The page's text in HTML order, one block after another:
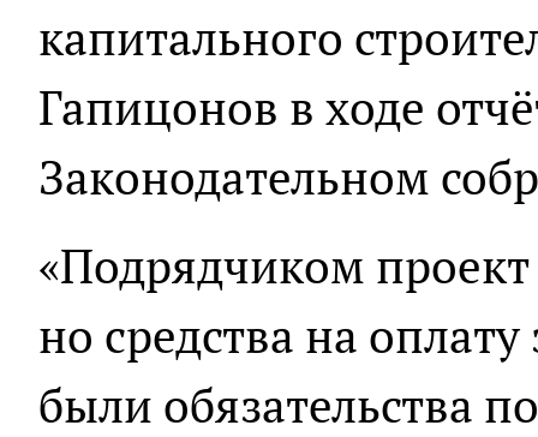
капитального
Гапицонов в ходе
Законодательном
«Подрядчиком
но средства на
были обязательства